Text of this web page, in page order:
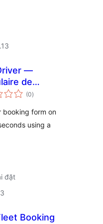
—
de
(0tổng
đánh
)
booking form on
using a
đặt
Booking